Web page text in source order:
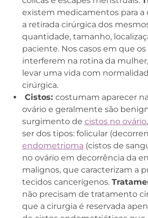
existem medicamentos para a
a retirada cirúrgica dos
quantidade, tamanho,
paciente. Nos casos em que
interferem na rotina da
levar uma vida com
cirúrgica.
Cistos: costumam aparecer
ovário e geralmente são
surgimento de cistos no ovário
ser dos tipos: folicular
endometrioma (cistos de
no ovário em decorrência da
malignos, que caracterizam a
tecidos cancerígenos.
não precisam de tratamento
que a cirurgia é reservada